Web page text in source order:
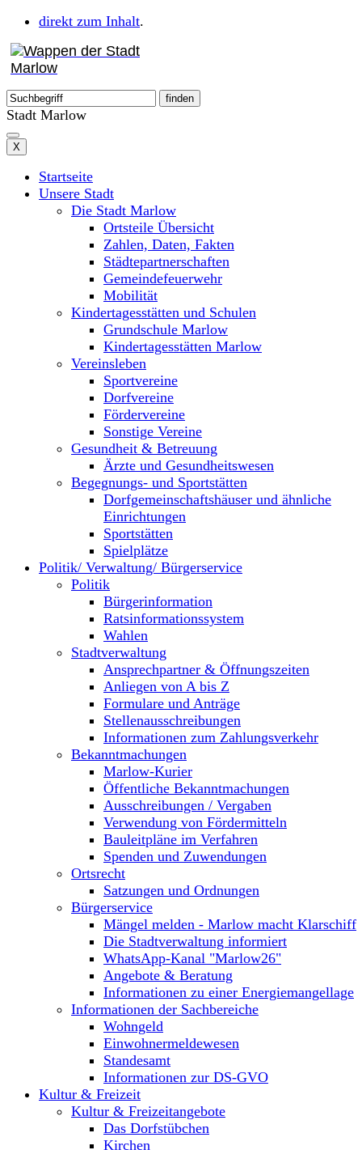
direkt zum Inhalt.
Stadt Marlow
X
Startseite
Unsere Stadt
Die Stadt Marlow
Ortsteile Übersicht
Zahlen, Daten, Fakten
Städtepartnerschaften
Gemeindefeuerwehr
Mobilität
Kindertagesstätten und Schulen
Grundschule Marlow
Kindertagesstätten Marlow
Vereinsleben
Sportvereine
Dorfvereine
Fördervereine
Sonstige Vereine
Gesundheit & Betreuung
Ärzte und Gesundheitswesen
Begegnungs- und Sportstätten
Dorfgemeinschaftshäuser und ähnliche
Einrichtungen
Sportstätten
Spielplätze
Politik/ Verwaltung/ Bürgerservice
Politik
Bürgerinformation
Ratsinformationssystem
Wahlen
Stadtverwaltung
Ansprechpartner & Öffnungszeiten
Anliegen von A bis Z
Formulare und Anträge
Stellenausschreibungen
Informationen zum Zahlungsverkehr
Bekanntmachungen
Marlow-Kurier
Öffentliche Bekanntmachungen
Ausschreibungen / Vergaben
Verwendung von Fördermitteln
Bauleitpläne im Verfahren
Spenden und Zuwendungen
Ortsrecht
Satzungen und Ordnungen
Bürgerservice
Mängel melden - Marlow macht Klarschiff
Die Stadtverwaltung informiert
WhatsApp-Kanal "Marlow26"
Angebote & Beratung
Informationen zu einer Energiemangellage
Informationen der Sachbereiche
Wohngeld
Einwohnermeldewesen
Standesamt
Informationen zur DS-GVO
Kultur & Freizeit
Kultur & Freizeitangebote
Das Dorfstübchen
Kirchen